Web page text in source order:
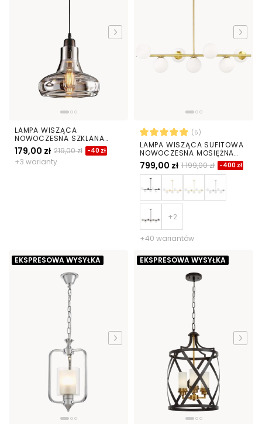
LAMPA WISZĄCA
NOWOCZESNA SZKLANA
AVONI
179,00 zł 219,00 zł -40 zł
+3 warianty
(5)
LAMPA WISZĄCA SUFITOWA
NOWOCZESNA MOSIĘŻNA
BIAŁE KULE FREDICA 7
799,00 zł 1 199,00 zł -400 zł
+40 wariantów
EKSPRESOWA WYSYŁKA EKSPRESOWA WYSYŁKA